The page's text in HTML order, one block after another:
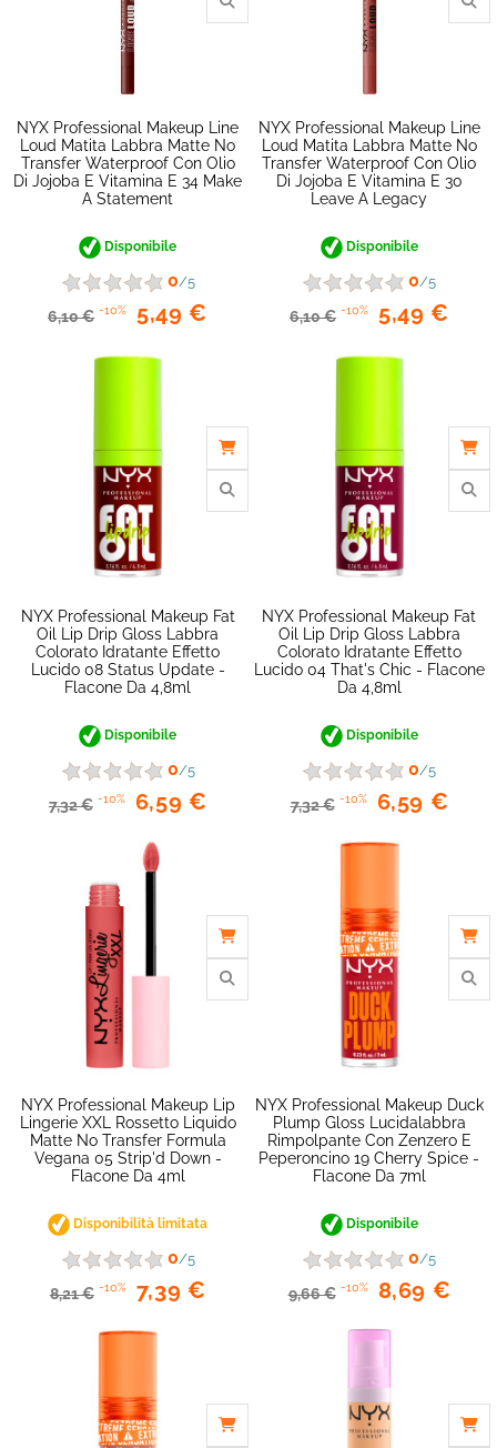
favorite_border
NYX Professional Makeup Line
Loud Matita Labbra Matte No
Transfer Waterproof Con Olio
Di Jojoba E Vitamina E 34 Make
A Statement
Disponibile
0/5
6,10 € -10% 5,49 €
NYX Professional Makeup Line
Loud Matita Labbra Matte No
Transfer Waterproof Con Olio
Di Jojoba E Vitamina E 30
Leave A Legacy
Disponibile
0/5
6,10 € -10% 5,49 €
NYX Professional Makeup Fat
Oil Lip Drip Gloss Labbra
Colorato Idratante Effetto
Lucido 08 Status Update -
Flacone Da 4,8ml
Disponibile
0/5
7,32 € -10% 6,59 €
NYX Professional Makeup Fat
Oil Lip Drip Gloss Labbra
Colorato Idratante Effetto
Lucido 04 That's Chic - Flacone
Da 4,8ml
Disponibile
0/5
7,32 € -10% 6,59 €
NYX Professional Makeup Lip
Lingerie XXL Rossetto Liquido
Matte No Transfer Formula
Vegana 05 Strip'd Down -
Flacone Da 4ml
Disponibilità limitata
0/5
8,21 € -10% 7,39 €
NYX Professional Makeup Duck
Plump Gloss Lucidalabbra
Rimpolpante Con Zenzero E
Peperoncino 19 Cherry Spice -
Flacone Da 7ml
Disponibile
0/5
9,66 € -10% 8,69 €